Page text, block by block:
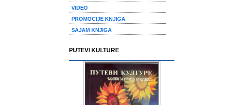
VIDEO
PROMOCIJE KNJIGA
SAJAM KNJIGA
PUTEVI KULTURE